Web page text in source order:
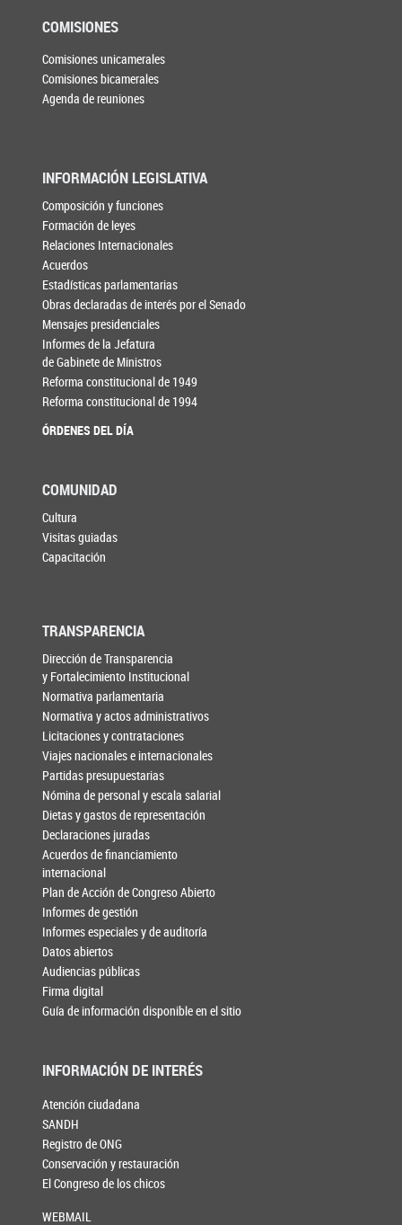
COMISIONES
Comisiones unicamerales
Comisiones bicamerales
Agenda de reuniones
INFORMACIÓN LEGISLATIVA
Composición y funciones
Formación de leyes
Relaciones Internacionales
Acuerdos
Estadísticas parlamentarias
Obras declaradas de interés por el Senado
Mensajes presidenciales
Informes de la Jefatura
de Gabinete de Ministros
Reforma constitucional de 1949
Reforma constitucional de 1994
ÓRDENES DEL DÍA
COMUNIDAD
Cultura
Visitas guiadas
Capacitación
TRANSPARENCIA
Dirección de Transparencia
y Fortalecimiento Institucional
Normativa parlamentaria
Normativa y actos administrativos
Licitaciones y contrataciones
Viajes nacionales e internacionales
Partidas presupuestarias
Nómina de personal y escala salarial
Dietas y gastos de representación
Declaraciones juradas
Acuerdos de financiamiento
internacional
Plan de Acción de Congreso Abierto
Informes de gestión
Informes especiales y de auditoría
Datos abiertos
Audiencias públicas
Firma digital
Guía de información disponible en el sitio
INFORMACIÓN DE INTERÉS
Atención ciudadana
SANDH
Registro de ONG
Conservación y restauración
El Congreso de los chicos
WEBMAIL